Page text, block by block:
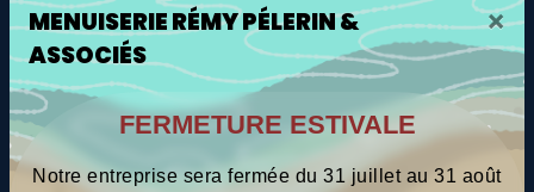
MENUISERIE RÉMY PÉLERIN &
ASSOCIÉS
×
FERMETURE ESTIVALE
Notre entreprise sera fermée du 31 juillet au 31 août